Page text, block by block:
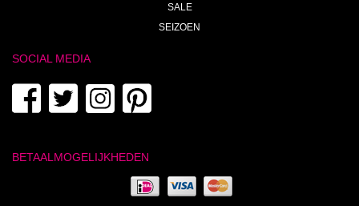
SALE
SEIZOEN
SOCIAL MEDIA
BETAALMOGELIJKHEDEN